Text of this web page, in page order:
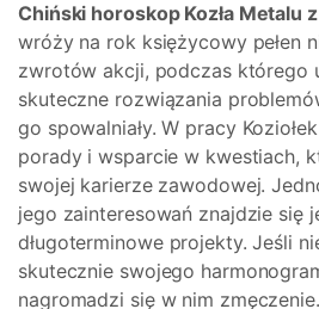
Chiński horoskop Kozła Metalu
wróży na rok księżycowy pełen
zwrotów akcji, podczas którego
skuteczne rozwiązania
go spowalniały. W pracy
porady i wsparcie w kwestiach,
swojej karierze zawodowej.
jego zainteresowań znajdzie się
długoterminowe projekty. Jeśli
skutecznie swojego
nagromadzi się w nim